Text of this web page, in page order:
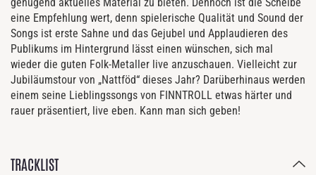
eine Empfehlung wert, denn spielerische Qualität und Sound der
Songs ist erste Sahne und das Gejubel und Applaudieren des
Publikums im Hintergrund lässt einen wünschen, sich mal
wieder die guten Folk-Metaller live anzuschauen. Vielleicht zur
Jubiläumstour von „Nattföd“ dieses Jahr? Darüberhinaus werden
einem seine Lieblingssongs von FINNTROLL etwas härter und
rauer präsentiert, live eben. Kann man sich geben!
TRACKLIST